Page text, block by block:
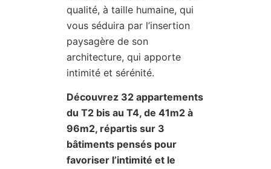
qualité, à taille humaine, qui
vous séduira par l’insertion
paysagère de son
architecture, qui apporte
intimité et sérénité.
Découvrez 32 appartements
du T2 bis au T4, de 41m2 à
96m2, répartis sur 3
bâtiments pensés pour
favoriser l’intimité et le